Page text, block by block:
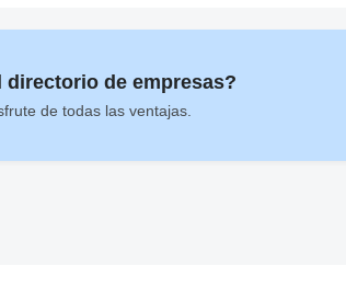
directorio de empresas?
de todas las ventajas.